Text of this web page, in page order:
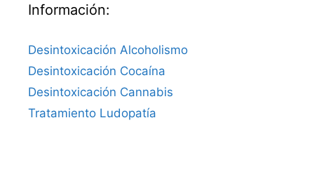
Información:
Desintoxicación Alcoholismo
Desintoxicación Cocaína
Desintoxicación Cannabis
Tratamiento Ludopatía